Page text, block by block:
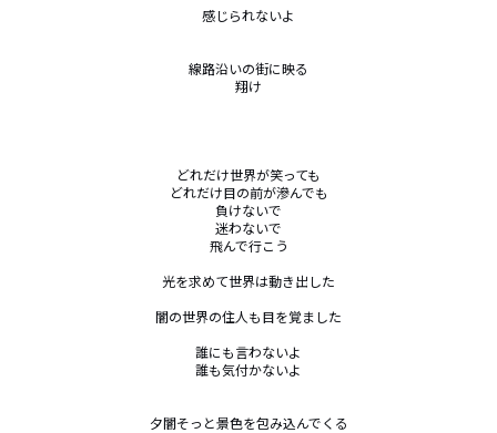
感じられないよ
線路沿いの街に映る
翔け
どれだけ世界が笑っても
どれだけ目の前が滲んでも
負けないで
迷わないで
飛んで行こう
光を求めて世界は動き出した
闇の世界の住人も目を覚ました
誰にも言わないよ
誰も気付かないよ
夕闇そっと景色を包み込んでくる